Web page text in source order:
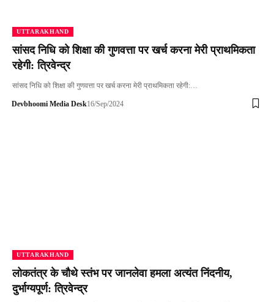
UTTARAKHAND
सांसद निधि को शिक्षा की गुणवत्ता पर खर्च करना मेरी प्राथमिकता
रहेगी: त्रिवेन्द्र
सांसद निधि को शिक्षा की गुणवत्ता पर खर्च करना मेरी प्राथमिकता रहेगी:…
Devbhoomi Media Desk16/Sep/2024
UTTARAKHAND
लोकतंत्र के चौथे स्तंभ पर जानलेवा हमला अत्यंत निंदनीय,
दुर्भाग्यपूर्ण: त्रिवेन्द्र